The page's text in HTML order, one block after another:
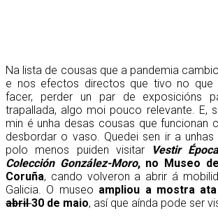
Na lista de cousas que a pandemia
e nos efectos directos que tivo no que
facer, perder un par de exposicións
trapallada, algo moi pouco relevante. E,
min é unha desas cousas que funcionan
desbordar o vaso. Quedei sen ir a unhas
polo menos puiden visitar
Vestir
Colección González-Moro, no Museo
Coruña, cando volveron a abrir á
Galicia. O museo ampliou a mostra
abril30 de maio, así que aínda pode ser